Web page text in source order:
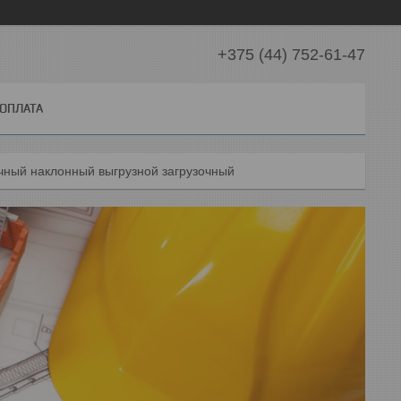
+375 (44) 752-61-47
наклонный выгрузной загрузочный